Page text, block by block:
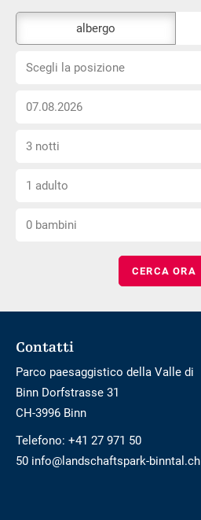
strumento
esterno
albergo
Scegli
posizione
Scegli la posizione
Scegli
data
arrivo
Seleziona
numero
notti
3 notti
Scegli
numero
1 adulto
Scegli
0 bambini
Footer
Contatti
Parco paesaggistico della Valle di
Binn Dorfstrasse 31
CH-3996 Binn
Telefono: +41 27 971 50
50 info@landschaftspark-binntal.ch